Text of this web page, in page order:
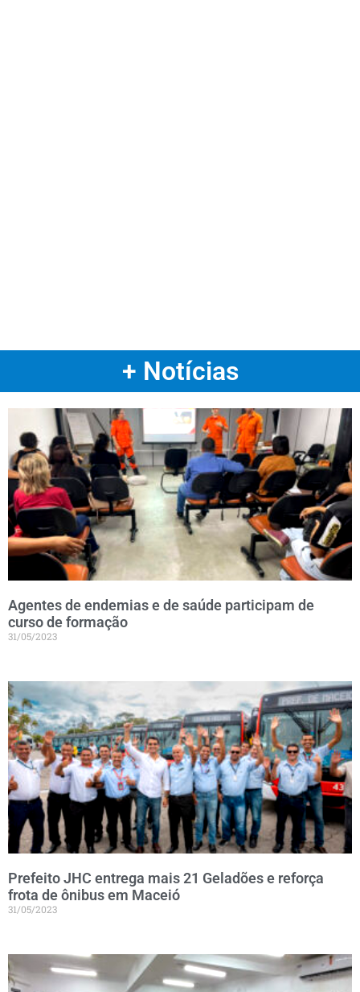
+ Notícias
Agentes de endemias e de saúde participam de
curso de formação
31/05/2023
Prefeito JHC entrega mais 21 Geladões e reforça
frota de ônibus em Maceió
31/05/2023